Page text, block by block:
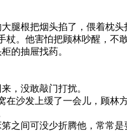
腿根把烟头掐了，偎着枕头
。他害怕把顾林吵醒，不
的抽屉找药。
，没敢敲门打扰。
沙发上缓了一会儿，顾林
之间可没少折腾他，常常是